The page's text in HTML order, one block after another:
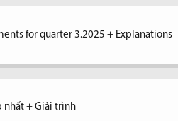
for quarter 3.2025 + Explanations
nhất + Giải trình